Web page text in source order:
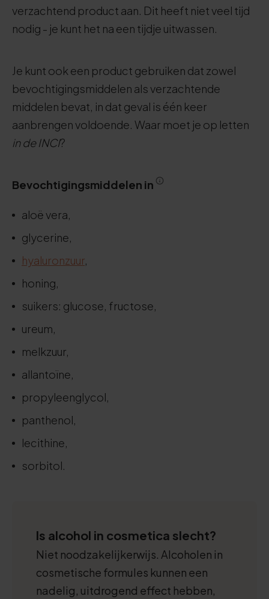
verzachtend product aan. Dit heeft niet veel tijd
nodig - je kunt het na een tijdje uitwassen.
Je kunt ook een product gebruiken dat zowel
bevochtigingsmiddelen als verzachtende
middelen bevat, in dat geval is één keer
aanbrengen voldoende. Waar moet je op letten
in de INCI?
Bevochtigingsmiddelen in
aloë vera,
glycerine,
hyaluronzuur,
honing,
suikers: glucose, fructose,
ureum,
melkzuur,
allantoïne,
propyleenglycol,
panthenol,
lecithine,
sorbitol.
Is alcohol in cosmetica slecht?
Niet noodzakelijkerwijs. Alcoholen in
cosmetische formules kunnen een
nadelig, uitdrogend effect hebben,